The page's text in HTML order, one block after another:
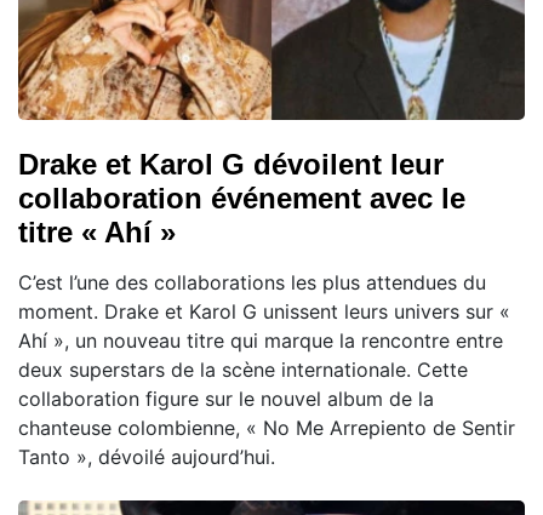
Drake et Karol G dévoilent leur
collaboration événement avec le
titre « Ahí »
C’est l’une des collaborations les plus attendues du
moment. Drake et Karol G unissent leurs univers sur «
Ahí », un nouveau titre qui marque la rencontre entre
deux superstars de la scène internationale. Cette
collaboration figure sur le nouvel album de la
chanteuse colombienne, « No Me Arrepiento de Sentir
Tanto », dévoilé aujourd’hui.